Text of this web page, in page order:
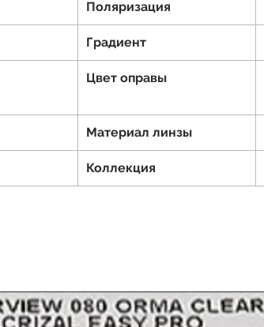
Поляризация
Градиент
Цвет оправы
Материал линзы
Коллекция